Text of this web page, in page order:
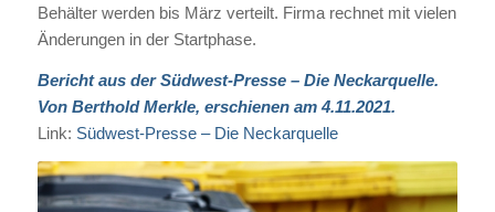
Behälter werden bis März verteilt. Firma rechnet mit vielen
Änderungen in der Startphase.
Bericht aus der Südwest-Presse – Die Neckarquelle.
Von Berthold Merkle, erschienen am 4.11.2021.
Link: Südwest-Presse – Die Neckarquelle